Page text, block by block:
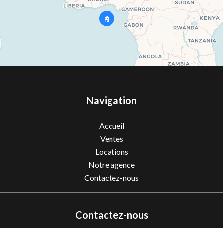
Navigation
Accueil
Ventes
Locations
Notre agence
Contactez-nous
Contactez-nous